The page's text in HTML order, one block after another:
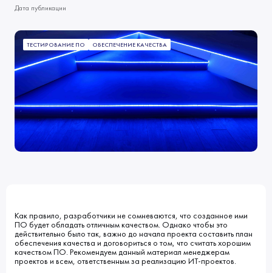
Тестирование производительности
Решения по качеству
Виды тестирования
Индустрии
Миссия и ценности
Начало сотрудничества
Клиенты
Наши процессы
Новости
Блог
Мы в СМИ
КАРЬЕРА
Вакансии
Развитие и карьерный рост
Обучение
КОНТАКТЫ
ВВЕДИТЕ ПОИСКОВУЮ ФРАЗУ
Дата публикации
ТЕСТИРОВАНИЕ ПО ОБЕСПЕЧЕНИЕ КАЧЕСТВА
Как правило, разработчики не сомневаются, что созданное ими
ПО будет обладать отличным качеством. Однако чтобы это
действительно было так, важно до начала проекта составить план
обеспечения качества и договориться о том, что считать хорошим
качеством ПО. Рекомендуем данный материал менеджерам
проектов и всем, ответственным за реализацию ИТ-проектов.